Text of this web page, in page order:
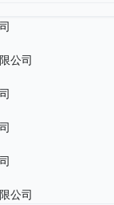
公司
公司